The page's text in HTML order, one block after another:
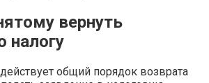
вернуть
налогу
общий порядок возврата